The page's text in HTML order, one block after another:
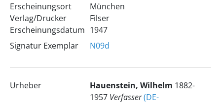
Erscheinungsort
Verlag/Drucker
Erscheinungsdatum
München
Filser
1947
Signatur Exemplar
N09d
Urheber Hauenstein, Wilhelm 1882-
1957 Verfasser(DE-